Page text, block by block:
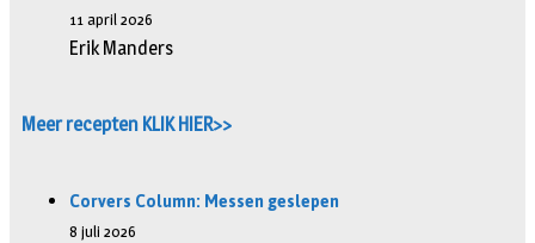
11 april 2026
Erik Manders
Meer recepten KLIK HIER>>
Corvers Column: Messen geslepen
8 juli 2026